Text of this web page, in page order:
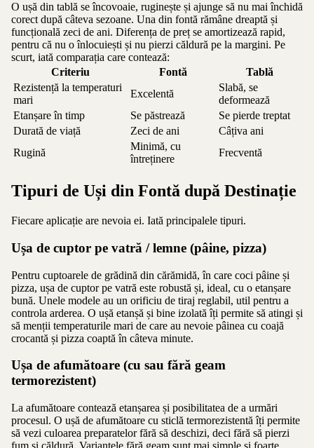
O ușă din tablă se încovoaie, ruginește și ajunge să nu mai închidă
corect după câteva sezoane. Una din fontă rămâne dreaptă și
funcțională zeci de ani. Diferența de preț se amortizează rapid,
pentru că nu o înlocuiești și nu pierzi căldură pe la margini. Pe
scurt, iată comparația care contează:
Criteriu
Fontă
Tablă
Rezistență la temperaturi
mari
Excelentă
Slabă, se
deformează
Etanșare în timp
Se păstrează
Se pierde treptat
Durată de viață
Zeci de ani
Câțiva ani
Rugină
Minimă, cu
întreținere
Frecventă
Tipuri de Uși din Fontă după Destinație
Fiecare aplicație are nevoia ei. Iată principalele tipuri.
Ușa de cuptor pe vatră / lemne (pâine, pizza)
Pentru cuptoarele de grădină din cărămidă, în care coci pâine și
pizza, ușa de cuptor pe vatră este robustă și, ideal, cu o etanșare
bună. Unele modele au un orificiu de tiraj reglabil, util pentru a
controla arderea. O ușă etanșă și bine izolată îți permite să atingi și
să menții temperaturile mari de care au nevoie pâinea cu coajă
crocantă și pizza coaptă în câteva minute.
Ușa de afumătoare (cu sau fără geam
termorezistent)
La afumătoare contează etanșarea și posibilitatea de a urmări
procesul. O ușă de afumătoare cu sticlă termorezistentă îți permite
să vezi culoarea preparatelor fără să deschizi, deci fără să pierzi